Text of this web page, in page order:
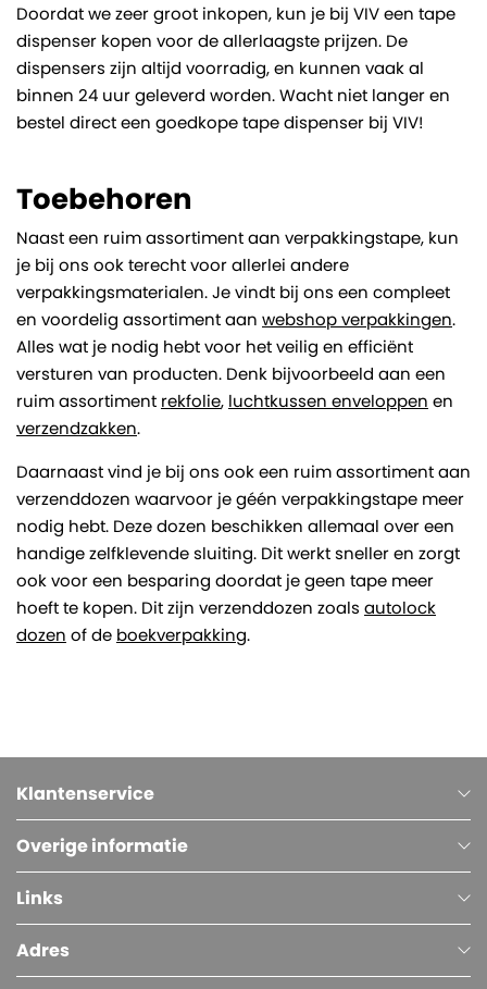
Doordat we zeer groot inkopen, kun je bij VIV een tape
dispenser kopen voor de allerlaagste prijzen. De
dispensers zijn altijd voorradig, en kunnen vaak al
binnen 24 uur geleverd worden. Wacht niet langer en
bestel direct een goedkope tape dispenser bij VIV!
Toebehoren
Naast een ruim assortiment aan verpakkingstape, kun
je bij ons ook terecht voor allerlei andere
verpakkingsmaterialen. Je vindt bij ons een compleet
en voordelig assortiment aan webshop verpakkingen.
Alles wat je nodig hebt voor het veilig en efficiënt
versturen van producten. Denk bijvoorbeeld aan een
ruim assortiment rekfolie, luchtkussen enveloppen en
verzendzakken.
Daarnaast vind je bij ons ook een ruim assortiment aan
verzenddozen waarvoor je géén verpakkingstape meer
nodig hebt. Deze dozen beschikken allemaal over een
handige zelfklevende sluiting. Dit werkt sneller en zorgt
ook voor een besparing doordat je geen tape meer
hoeft te kopen. Dit zijn verzenddozen zoals autolock
dozen of de boekverpakking.
Klantenservice
Overige informatie
Links
Adres